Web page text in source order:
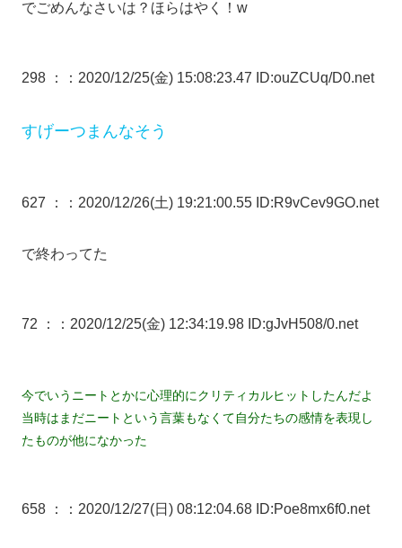
でごめんなさいは？ほらはやく！w
298 ： ：2020/12/25(金) 15:08:23.47 ID:ouZCUq/D0.net
すげーつまんなそう
627 ： ：2020/12/26(土) 19:21:00.55 ID:R9vCev9GO.net
で終わってた
72 ： ：2020/12/25(金) 12:34:19.98 ID:gJvH508/0.net
今でいうニートとかに心理的にクリティカルヒットしたんだよ
当時はまだニートという言葉もなくて自分たちの感情を表現し
たものが他になかった
658 ： ：2020/12/27(日) 08:12:04.68 ID:Poe8mx6f0.net